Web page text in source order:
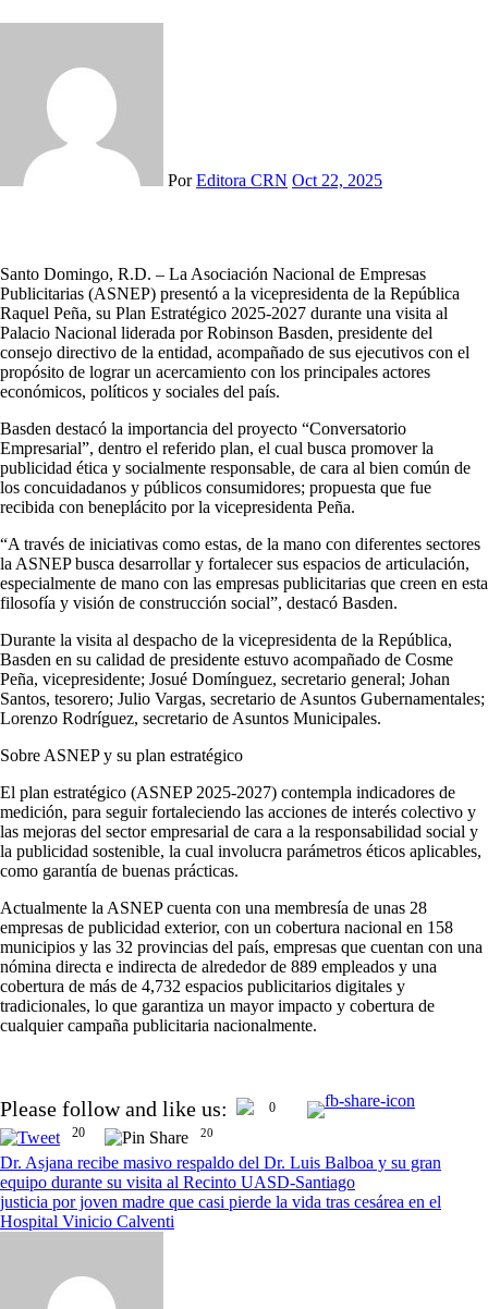
PorEditora CRN Oct 22, 2025
Santo Domingo, R.D. – La Asociación Nacional de Empresas
Publicitarias (ASNEP) presentó a la vicepresidenta de la República
Raquel Peña, su Plan Estratégico 2025-2027 durante una visita al
Palacio Nacional liderada por Robinson Basden, presidente del
consejo directivo de la entidad, acompañado de sus ejecutivos con el
propósito de lograr un acercamiento con los principales actores
económicos, políticos y sociales del país.
Basden destacó la importancia del proyecto “Conversatorio
Empresarial”, dentro el referido plan, el cual busca promover la
publicidad ética y socialmente responsable, de cara al bien común de
los concuidadanos y públicos consumidores; propuesta que fue
recibida con beneplácito por la vicepresidenta Peña.
“A través de iniciativas como estas, de la mano con diferentes sectores
la ASNEP busca desarrollar y fortalecer sus espacios de articulación,
especialmente de mano con las empresas publicitarias que creen en esta
filosofía y visión de construcción social”, destacó Basden.
Durante la visita al despacho de la vicepresidenta de la República,
Basden en su calidad de presidente estuvo acompañado de Cosme
Peña, vicepresidente; Josué Domínguez, secretario general; Johan
Santos, tesorero; Julio Vargas, secretario de Asuntos Gubernamentales;
Lorenzo Rodríguez, secretario de Asuntos Municipales.
Sobre ASNEP y su plan estratégico
El plan estratégico (ASNEP 2025-2027) contempla indicadores de
medición, para seguir fortaleciendo las acciones de interés colectivo y
las mejoras del sector empresarial de cara a la responsabilidad social y
la publicidad sostenible, la cual involucra parámetros éticos aplicables,
como garantía de buenas prácticas.
Actualmente la ASNEP cuenta con una membresía de unas 28
empresas de publicidad exterior, con un cobertura nacional en 158
municipios y las 32 provincias del país, empresas que cuentan con una
nómina directa e indirecta de alrededor de 889 empleados y una
cobertura de más de 4,732 espacios publicitarios digitales y
tradicionales, lo que garantiza un mayor impacto y cobertura de
cualquier campaña publicitaria nacionalmente.
Please follow and like us:
0
20
20
Dr. Asjana recibe masivo respaldo del Dr. Luis Balboa y su gran
equipo durante su visita al Recinto UASD-Santiago
justicia por joven madre que casi pierde la vida tras cesárea en el
Hospital Vinicio Calventi